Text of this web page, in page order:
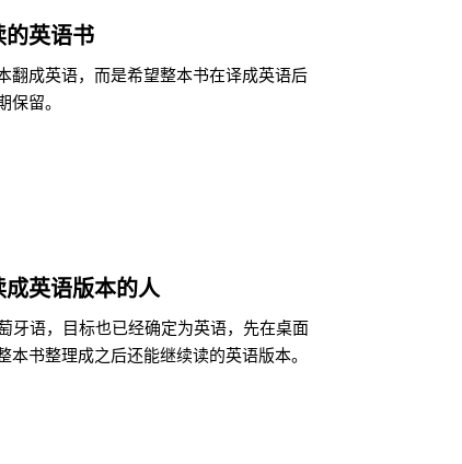
英语书
翻成英语，而是希望整本书在译成英语后
留。
英语版本的人
牙语，目标也已经确定为英语，先在桌面
书整理成之后还能继续读的英语版本。